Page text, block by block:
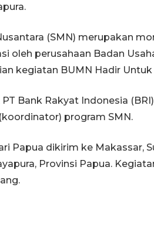
(SMN) merupakan
oleh perusahaan Badan
kegiatan BUMN Hadir Untuk
Bank Rakyat Indonesia
program SMN.
Papua dikirim ke Makassar,
Provinsi Papua.